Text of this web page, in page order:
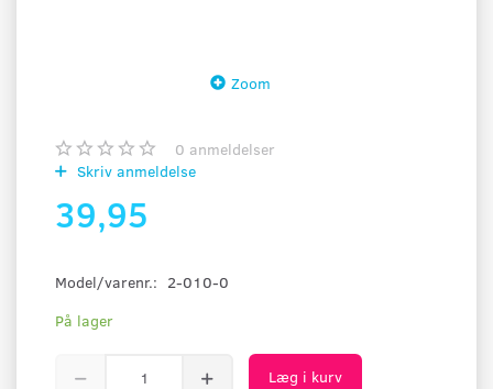
Zoom
0 anmeldelser
Skriv anmeldelse
39,95
Model/varenr.: 2-010-0
På lager
Læg i kurv